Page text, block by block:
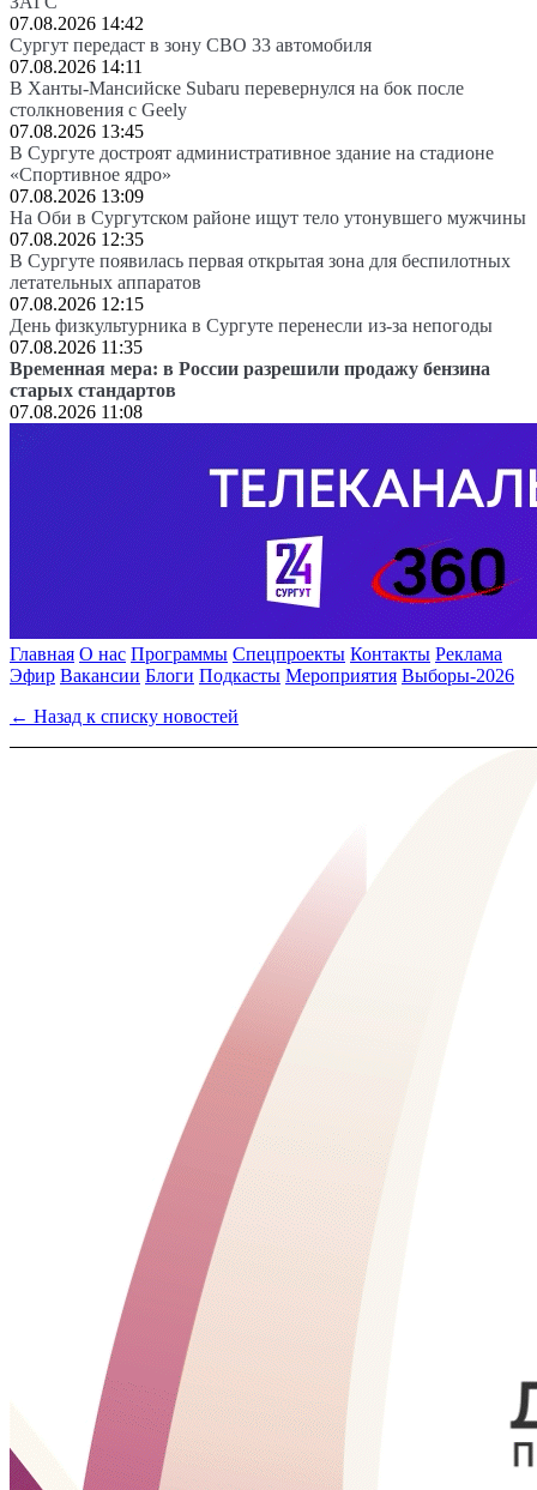
07.08.2026 14:42
Сургут передаст в зону СВО 33 автомобиля
07.08.2026 14:11
В Ханты-Мансийске Subaru перевернулся на бок после
столкновения с Geely
07.08.2026 13:45
В Сургуте достроят административное здание на стадионе
«Спортивное ядро»
07.08.2026 13:09
На Оби в Сургутском районе ищут тело утонувшего мужчины
07.08.2026 12:35
В Сургуте появилась первая открытая зона для беспилотных
летательных аппаратов
07.08.2026 12:15
День физкультурника в Сургуте перенесли из-за непогоды
07.08.2026 11:35
Временная мера: в России разрешили продажу бензина
старых стандартов
07.08.2026 11:08
Главная О нас Программы Спецпроекты Контакты Реклама
Эфир Вакансии Блоги Подкасты Мероприятия Выборы-2026
← Назад к списку новостей